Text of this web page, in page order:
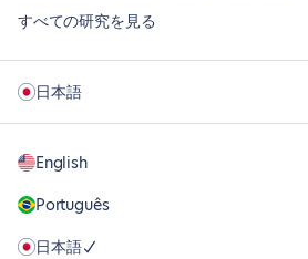
すべての研究を見る
日本語
English
Português
日本語